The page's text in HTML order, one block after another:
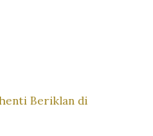
Beriklan di